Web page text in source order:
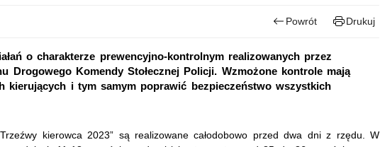
Powrót Drukuj
o charakterze prewencyjno-kontrolnym realizowanych przez
Drogowego Komendy Stołecznej Policji. Wzmożone kontrole mają
kierujących i tym samym poprawić bezpieczeństwo wszystkich
kierowca 2023” są realizowane całodobowo przed dwa dni z rzędu. W